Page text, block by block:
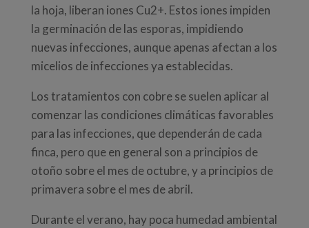
la hoja, liberan iones Cu2+. Estos iones impiden
la germinación de las esporas, impidiendo
nuevas infecciones, aunque apenas afectan a los
micelios de infecciones ya establecidas.
Los tratamientos con cobre se suelen aplicar al
comenzar las condiciones climáticas favorables
para las infecciones, que dependerán de cada
finca, pero que en general son a principios de
otoño sobre el mes de octubre, y a principios de
primavera sobre el mes de abril.
Durante el verano, hay poca humedad ambiental